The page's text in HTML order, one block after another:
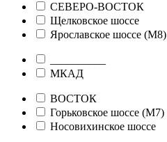
СЕВЕРО-ВОСТОК
Щелковское шоссе
Ярославское шоссе (М8)
МКАД
ВОСТОК
Горьковское шоссе (М7)
Носовихинское шоссе